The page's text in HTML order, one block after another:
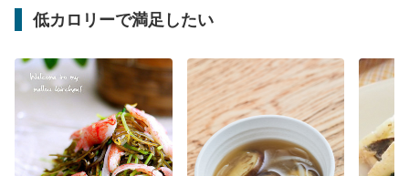
低カロリーで満足したい